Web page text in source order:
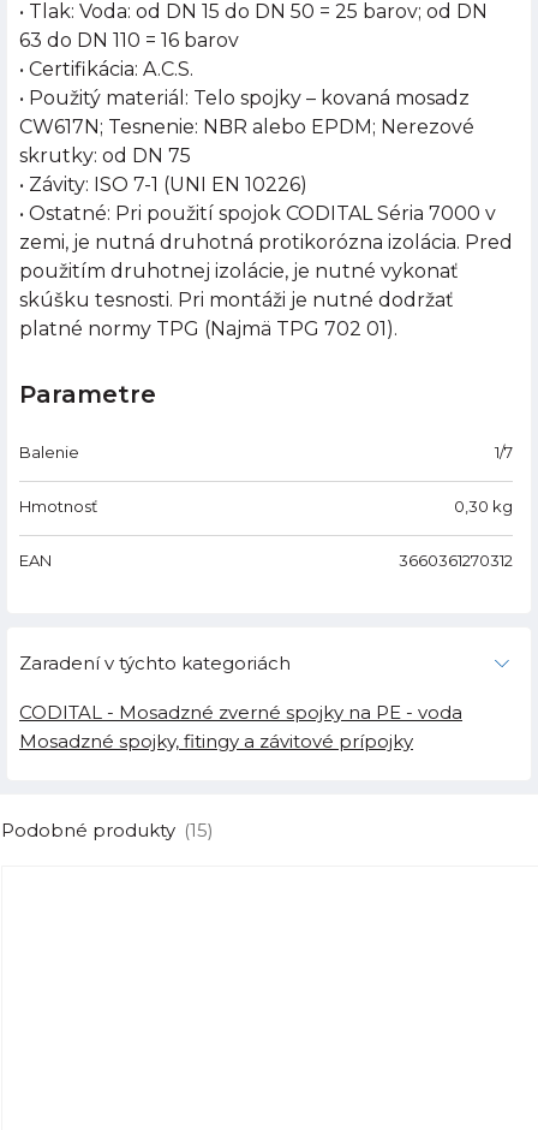
• Tlak: Voda: od DN 15 do DN 50 = 25 barov; od DN
63 do DN 110 = 16 barov
• Certifikácia: A.C.S.
• Použitý materiál: Telo spojky – kovaná mosadz
CW617N; Tesnenie: NBR alebo EPDM; Nerezové
skrutky: od DN 75
• Závity: ISO 7-1 (UNI EN 10226)
• Ostatné: Pri použití spojok CODITAL Séria 7000 v
zemi, je nutná druhotná protikorózna izolácia. Pred
použitím druhotnej izolácie, je nutné vykonať
skúšku tesnosti. Pri montáži je nutné dodržať
platné normy TPG (Najmä TPG 702 01).
Parametre
Balenie 1/7
Hmotnosť 0,30 kg
EAN 3660361270312
Zaradení v týchto kategoriách
CODITAL - Mosadzné zverné spojky na PE - voda
Mosadzné spojky, fitingy a závitové prípojky
Podobné produkty (15)